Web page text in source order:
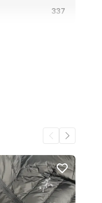
337